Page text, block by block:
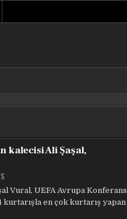
kalecisi Ali Şaşal,
ON
SIVASSPOR’UN
KALECISI
ALI
ŞAŞAL,
Vural, UEFA Avrupa Konferans
kurtarışla en çok kurtarış yapan